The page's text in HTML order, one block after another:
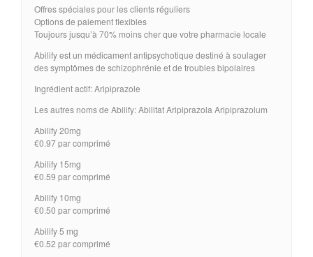
Offres spéciales pour les clients réguliers
Options de paiement flexibles
Toujours jusqu’à 70% moins cher que votre pharmacie locale
Abilify est un médicament antipsychotique destiné à soulager
des symptômes de schizophrénie et de troubles bipolaires
Ingrédient actif: Aripiprazole
Les autres noms de Abilify: Abilitat Aripiprazola Aripiprazolum
Abilify 20mg
€0.97 par comprimé
Abilify 15mg
€0.59 par comprimé
Abilify 10mg
€0.50 par comprimé
Abilify 5 mg
€0.52 par comprimé